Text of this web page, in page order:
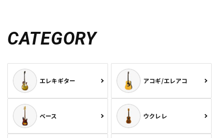
CATEGORY
エレキギター アコギ/エレアコ
ベース ウクレレ